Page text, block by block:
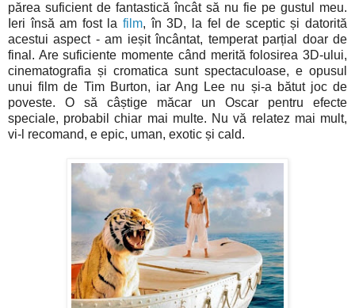
părea suficient de fantastică încât să nu fie pe gustul meu.
Ieri însă am fost lafilm, în 3D, la fel de sceptic și datorită
acestui aspect - am ieșit încântat, temperat parțial doar de
final. Are suficiente momente când merită folosirea 3D-ului,
cinematografia și cromatica sunt spectaculoase, e opusul
unui film de Tim Burton, iar Ang Lee nu și-a bătut joc de
poveste. O să câștige măcar un Oscar pentru efecte
speciale, probabil chiar mai multe. Nu vă relatez mai mult,
vi-l recomand, e epic, uman, exotic și cald.